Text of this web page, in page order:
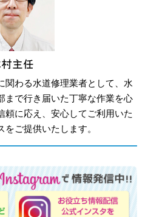
関わる水道修理業者として、水
まで行き届いた丁寧な作業を心
頼に応え、安心してご利用いた
ご提供いたします。